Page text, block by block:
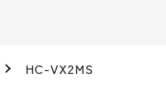
HC-VX2MS